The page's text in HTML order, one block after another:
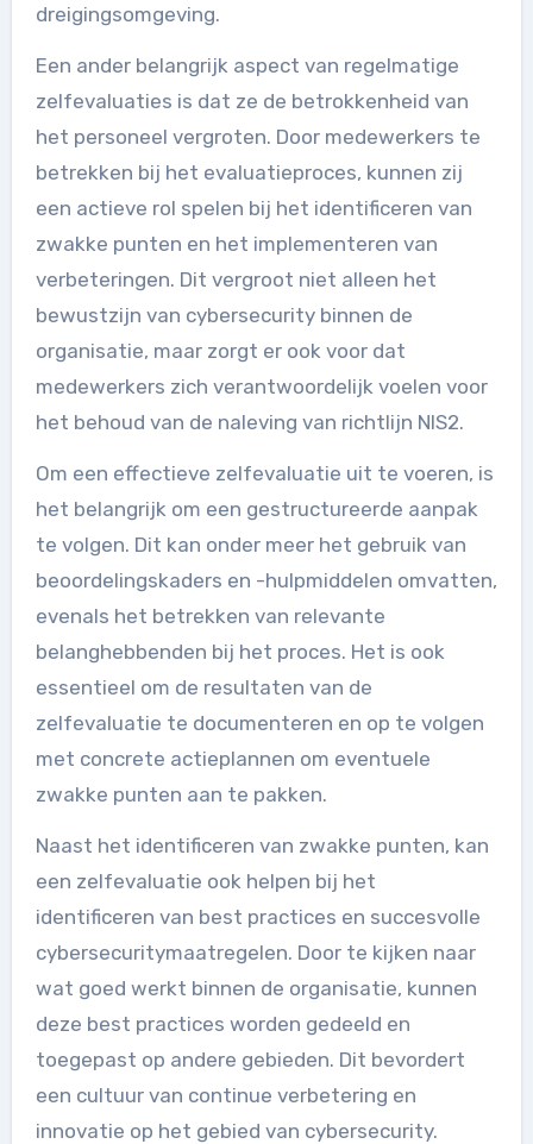
dreigingsomgeving.
Een ander belangrijk aspect van regelmatige
zelfevaluaties is dat ze de betrokkenheid van
het personeel vergroten. Door medewerkers te
betrekken bij het evaluatieproces, kunnen zij
een actieve rol spelen bij het identificeren van
zwakke punten en het implementeren van
verbeteringen. Dit vergroot niet alleen het
bewustzijn van cybersecurity binnen de
organisatie, maar zorgt er ook voor dat
medewerkers zich verantwoordelijk voelen voor
het behoud van de naleving van richtlijn NIS2.
Om een effectieve zelfevaluatie uit te voeren, is
het belangrijk om een gestructureerde aanpak
te volgen. Dit kan onder meer het gebruik van
beoordelingskaders en -hulpmiddelen omvatten,
evenals het betrekken van relevante
belanghebbenden bij het proces. Het is ook
essentieel om de resultaten van de
zelfevaluatie te documenteren en op te volgen
met concrete actieplannen om eventuele
zwakke punten aan te pakken.
Naast het identificeren van zwakke punten, kan
een zelfevaluatie ook helpen bij het
identificeren van best practices en succesvolle
cybersecuritymaatregelen. Door te kijken naar
wat goed werkt binnen de organisatie, kunnen
deze best practices worden gedeeld en
toegepast op andere gebieden. Dit bevordert
een cultuur van continue verbetering en
innovatie op het gebied van cybersecurity.